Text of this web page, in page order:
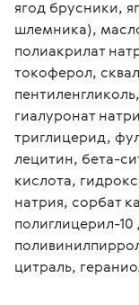
ягод брусники,
шлемника),
полиакрилат
токоферол,
гиалуронат
триглицерид,
лецитин, бета-
кислота,
натрия, сорбат
полиглицерил-10
цитраль,